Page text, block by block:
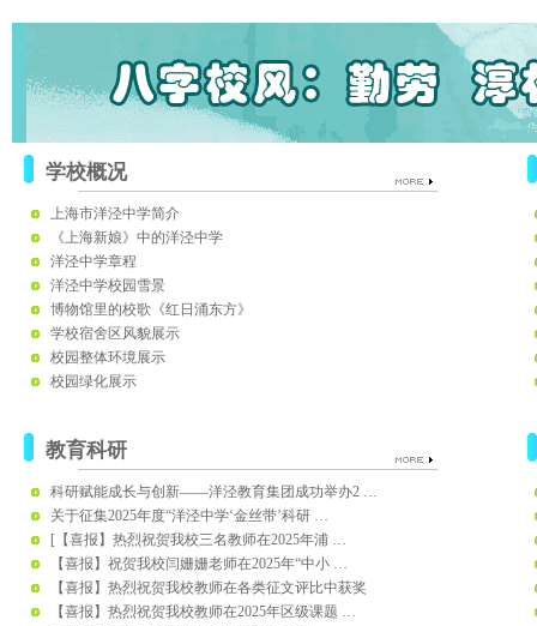
学校概况
上海市洋泾中学简介
《上海新娘》中的洋泾中学
洋泾中学章程
洋泾中学校园雪景
博物馆里的校歌《红日涌东方》
学校宿舍区风貌展示
校园整体环境展示
校园绿化展示
教育科研
科研赋能成长与创新——洋泾教育集团成功举办2 …
关于征集2025年度“洋泾中学‘金丝带’科研 …
[【喜报】热烈祝贺我校三名教师在2025年浦 …
【喜报】祝贺我校闫姗姗老师在2025年“中小 …
【喜报】热烈祝贺我校教师在各类征文评比中获奖
【喜报】热烈祝贺我校教师在2025年区级课题 …